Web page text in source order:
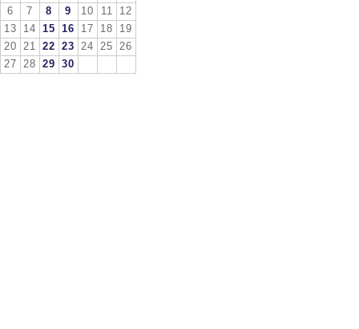
6
7 8 9 10 11
12
13
14 15 16 17 18
19
20
21 22 23 24 25
26
27
28 29 30